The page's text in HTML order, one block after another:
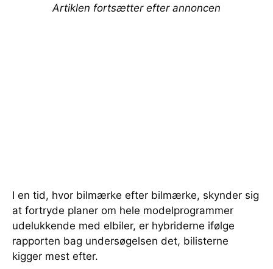
Artiklen fortsætter efter annoncen
I en tid, hvor bilmærke efter bilmærke, skynder sig
at fortryde planer om hele modelprogrammer
udelukkende med elbiler, er hybriderne ifølge
rapporten bag undersøgelsen det, bilisterne
kigger mest efter.